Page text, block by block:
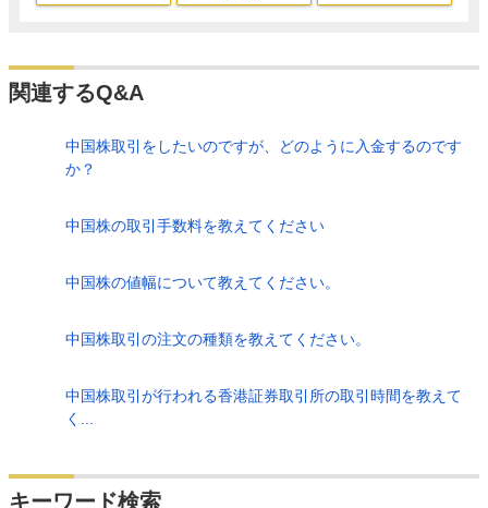
関連するQ&A
中国株取引をしたいのですが、どのように入金するのです
か？
中国株の取引手数料を教えてください
中国株の値幅について教えてください。
中国株取引の注文の種類を教えてください。
中国株取引が行われる香港証券取引所の取引時間を教えて
く...
キーワード検索